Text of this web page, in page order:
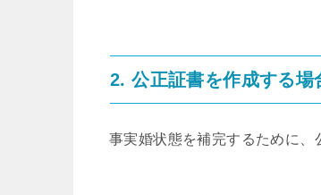
2. 公正証書を作成する場
事実婚状態を補完するために、